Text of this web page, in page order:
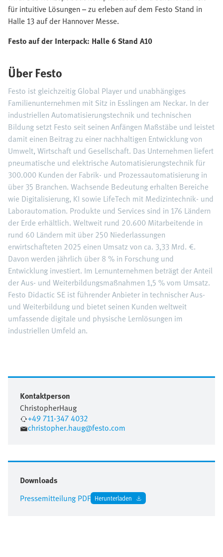
für intuitive Lösungen – zu erleben auf dem Festo Stand in
Halle 13 auf der Hannover Messe.
Festo auf der Interpack: Halle 6 Stand A10
Über Festo
Festo ist gleichzeitig Global Player und unabhängiges
Familienunternehmen mit Sitz in Esslingen am Neckar. In der
industriellen Automatisierungstechnik und technischen
Bildung setzt Festo seit seinen Anfängen Maßstäbe und leistet
damit einen Beitrag zu einer nachhaltigen Entwicklung von
Umwelt, Wirtschaft und Gesellschaft. Das Unternehmen liefert
pneumatische und elektrische Automatisierungstechnik für
300.000 Kunden der Fabrik- und Prozessautomatisierung in
über 35 Branchen. Wachsende Bedeutung erhalten Bereiche
wie Digitalisierung, KI sowie LifeTech mit Medizintechnik- und
Laborautomation. Produkte und Services sind in 176 Ländern
der Erde erhältlich. Weltweit rund 20.600 Mitarbeitende in
rund 60 Ländern mit über 250 Niederlassungen
erwirtschafteten 2025 einen Umsatz von ca. 3,33 Mrd. €.
Davon werden jährlich über 8 % in Forschung und
Entwicklung investiert. Im Lernunternehmen beträgt der Anteil
der Aus- und Weiterbildungsmaßnahmen 1,5 % vom Umsatz.
Festo Didactic SE ist führender Anbieter in technischer Aus-
und Weiterbildung und bietet seinen Kunden weltweit
umfassende digitale und physische Lernlösungen im
industriellen Umfeld an.
Kontaktperson
ChristopherHaug
+49 711-347 4032
christopher.haug@festo.com
Downloads
Pressemitteilung PDF Herunterladen